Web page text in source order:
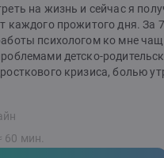
на жизнь и сейчас я
каждого прожитого дня. За
психологом ко мне
детско-
кризиса, болью
своими знаниями и быть
изменениям!Чаще всего в
подход.
60 мин.